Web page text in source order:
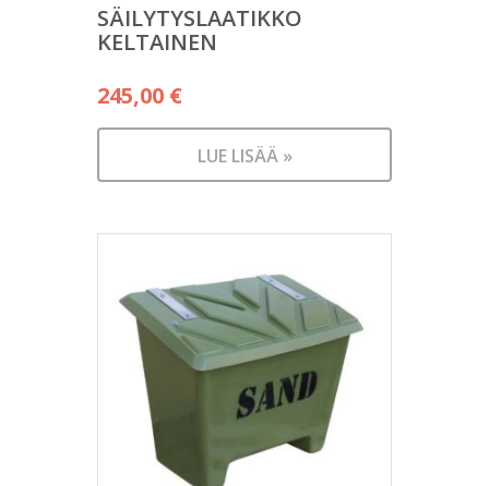
SÄILYTYSLAATIKKO
KELTAINEN
245,00 €
LUE LISÄÄ »